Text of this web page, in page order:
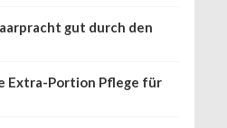
gut durch den
Extra-Portion Pflege für